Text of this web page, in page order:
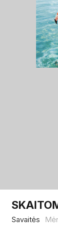
Savaitės